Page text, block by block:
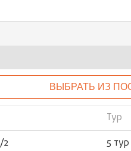
ВЫБРАТЬ ИЗ
Тур
2
5 тур